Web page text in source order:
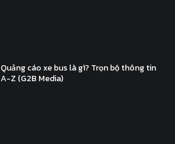
Quảng cáo xe bus là gì? Trọn bộ thông tin
A-Z (G2B Media)